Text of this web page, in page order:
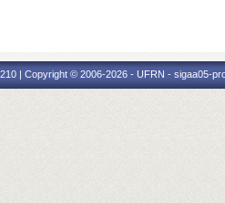
| Copyright © 2006-2026 - UFRN - sigaa05-